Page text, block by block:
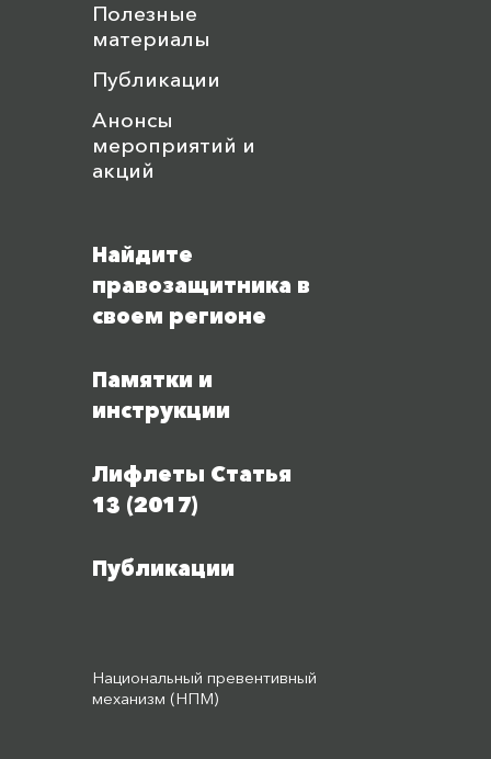
Полезные
материалы
Публикации
Анонсы
мероприятий и
акций
Найдите
правозащитника в
своем регионе
Памятки и
инструкции
Лифлеты Статья
13 (2017)
Публикации
Национальный превентивный
механизм (НПМ)